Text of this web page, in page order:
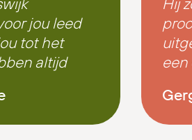
jou leed
tot het
altijd
hele
een